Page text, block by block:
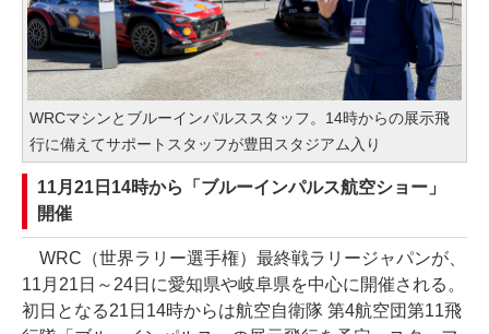
WRCマシンとブルーインパルススタッフ。14時からの展示飛
行に備えてサポートスタッフが豊田スタジアム入り
11月21日14時から「ブルーインパルス航空ショー」
開催
WRC（世界ラリー選手権）最終戦ラリージャパンが、
11月21日～24日に愛知県や岐阜県を中心に開催される。
初日となる21日14時からは航空自衛隊 第4航空団第11飛